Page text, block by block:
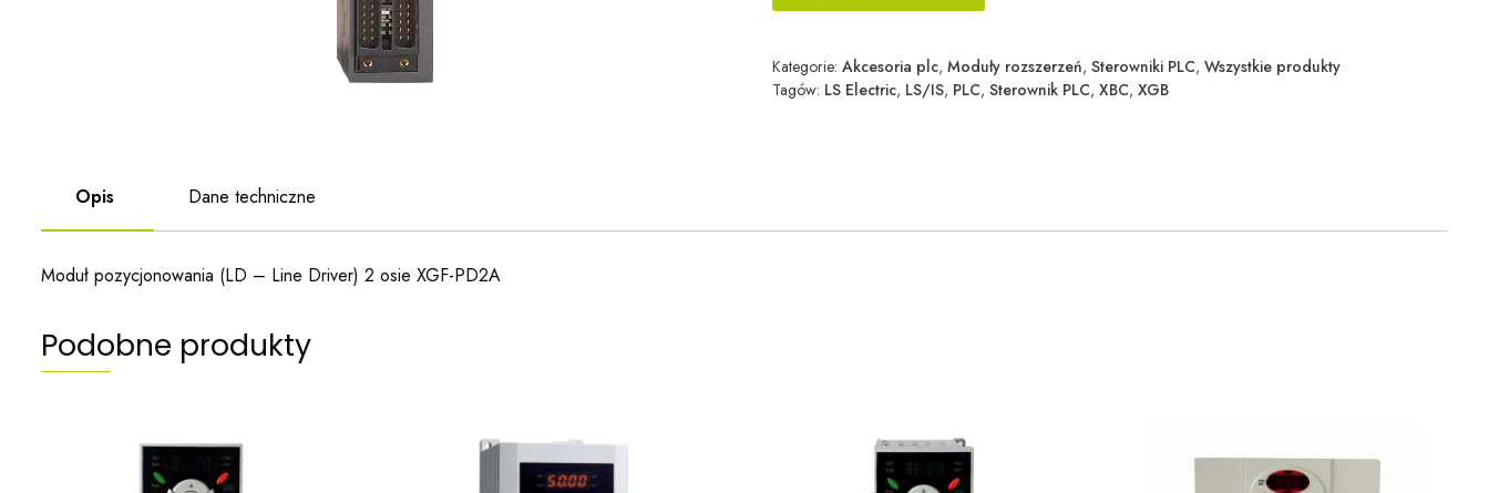
Kategorie:Akcesoria plc,Moduły rozszerzeń,Sterowniki PLC,Wszystkie produkty
Tagów: LS Electric, LS/IS, PLC,Sterownik PLC,XBC,XGB
Opis Dane techniczne
Moduł pozycjonowania (LD – Line Driver) 2 osie XGF-PD2A
Podobne produkty